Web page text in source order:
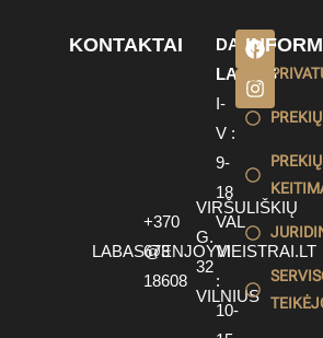
KONTAKTAI
LABAS@ENJOYMEISTRAI.LT
+370
673
18608
VIRŠULIŠKIŲ
G.
32
VILNIUS
DARBO
LAIKAS
I-
V :
9-
18
VAL
VI
:
10-